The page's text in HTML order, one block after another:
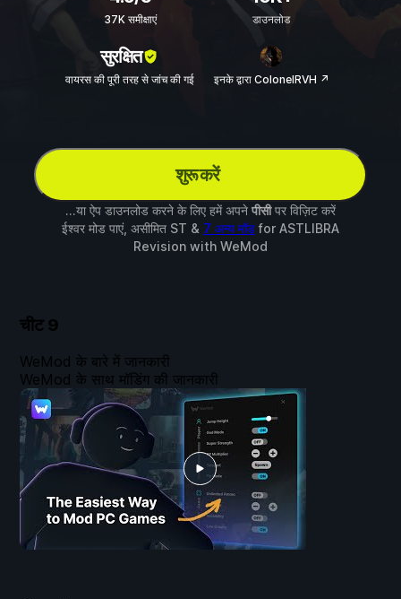
37K समीक्षाएं डाउनलोड
सुरक्षित
वायरस की पूरी तरह से जांच की गई इनके द्वारा ColonelRVH ↗
शुरू करें
...या ऐप डाउनलोड करने के लिए हमें अपने पीसीपर विज़िट करें
ईश्वर मोड पाएं, असीमित ST & 7 अन्य मॉडfor ASTLIBRA
Revision with WeMod
चीट 9
WeMod के बारे में जानकारी
WeMod के साथ मॉडिंग की जानकारी